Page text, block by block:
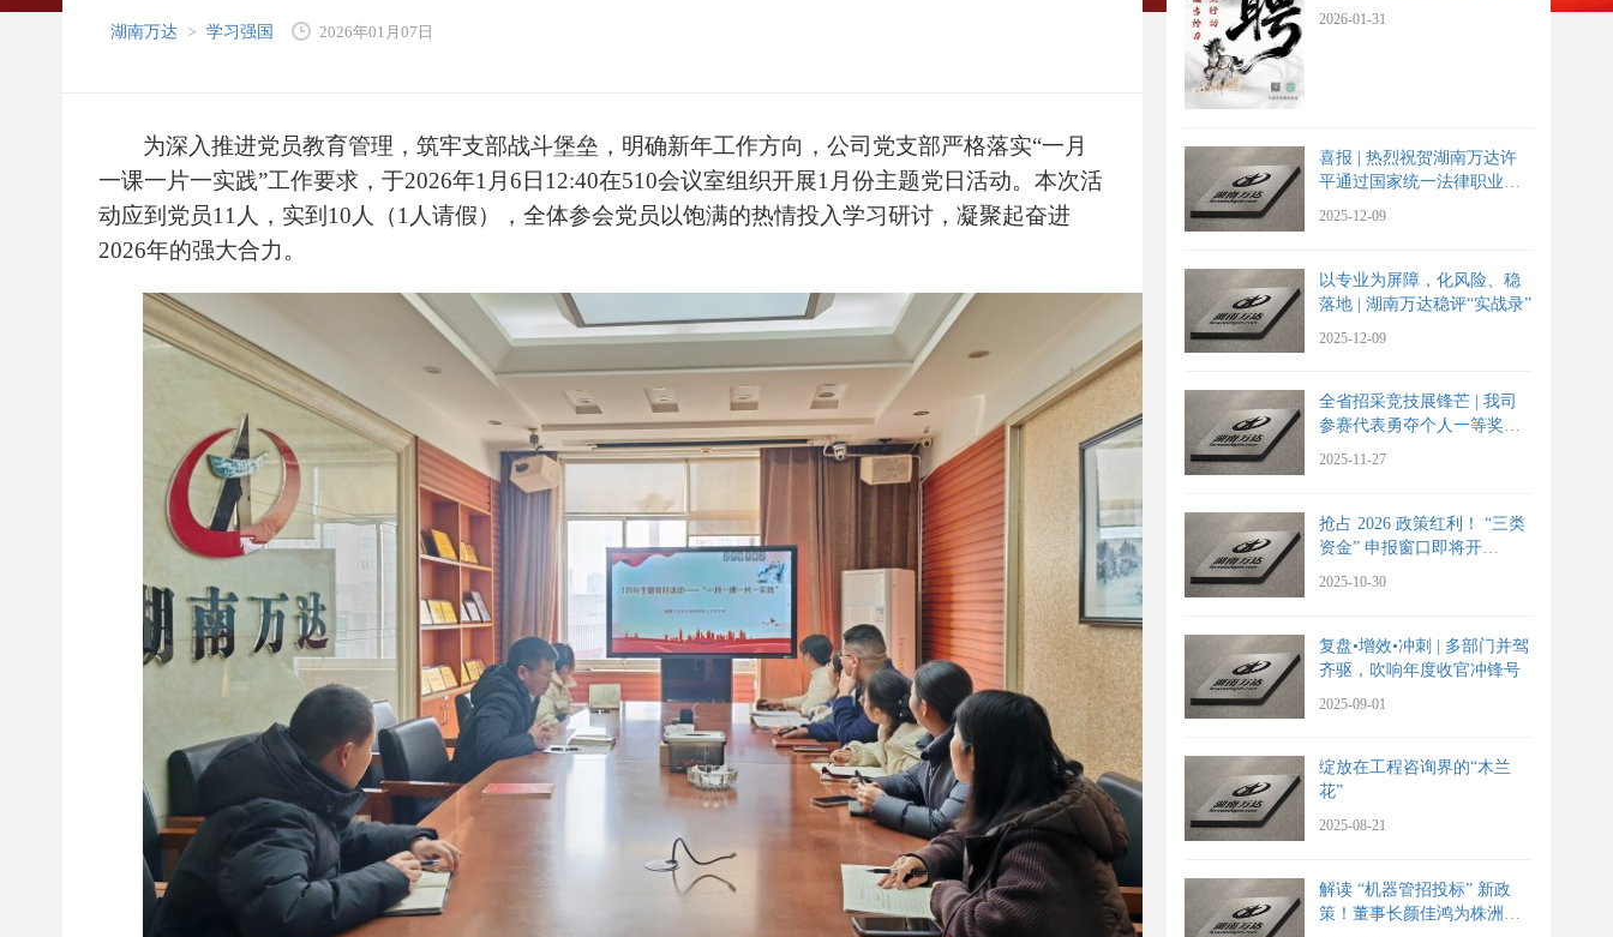
湖南万达 > 学习强国 2026年01月07日
为深入推进党员教育管理，筑牢支部战斗堡垒，明确新年工作方向，公司党支部严格落实“一月
一课一片一实践”工作要求，于2026年1 月 6 日 12:40在510会议室组织开展1 月份主题党日活动。本次活
动应到党员11 人，实到 10 人（1 人请假），全体参会党员以饱满的热情投入学习研讨，凝聚起奋进
2026年的强大合力。
2026-01-31
喜报 | 热烈祝贺湖南万达许
平通过国家统一法律职业资
格考试
2025-12-09
以专业为屏障，化风险、稳
落地 | 湖南万达稳评“实战录”
2025-12-09
全省招采竞技展锋芒 | 我司
参赛代表勇夺个人一等奖，
团队斩获团体二等奖
2025-11-27
抢占 2026 政策红利！ “三类
资金” 申报窗口即将开
2025-10-30
复盘•增效•冲刺 | 多部门并驾
齐驱，吹响年度收官冲锋号
2025-09-01
绽放在工程咨询界的“木兰
花”
2025-08-21
解读 “机器管招投标” 新政
策！董事长颜佳鸿为株洲高